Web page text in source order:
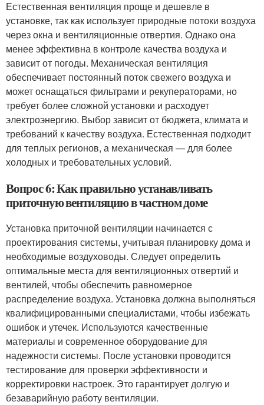
Естественная вентиляция проще и дешевле в
установке, так как использует природные потоки воздуха
через окна и вентиляционные отвертия. Однако она
менее эффективна в контроле качества воздуха и
зависит от погоды. Механическая вентиляция
обеспечивает постоянный поток свежего воздуха и
может оснащаться фильтрами и рекуператорами, но
требует более сложной установки и расходует
электроэнергию. Выбор зависит от бюджета, климата и
требований к качеству воздуха. Естественная подходит
для теплых регионов, а механическая — для более
холодных и требовательных условий.
Вопрос 6: Как правильно устанавливать
приточную вентиляцию в частном доме
Установка приточной вентиляции начинается с
проектирования системы, учитывая планировку дома и
необходимые воздуховоды. Следует определить
оптимальные места для вентиляционных отвертий и
вентилей, чтобы обеспечить равномерное
распределение воздуха. Установка должна выполняться
квалифицированными специалистами, чтобы избежать
ошибок и утечек. Используются качественные
материалы и современное оборудование для
надежности системы. После установки проводится
тестирование для проверки эффективности и
корректировки настроек. Это гарантирует долгую и
безаварийную работу вентиляции.